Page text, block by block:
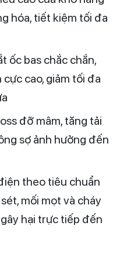
hóa, tiết kiệm tối đa
ốc bas chắc chắn,
cao, giảm tối đa
đỡ mâm, tăng tải
sợ ảnh hưởng đến
theo tiêu chuẩn
mối mọt và cháy
hại trực tiếp đến